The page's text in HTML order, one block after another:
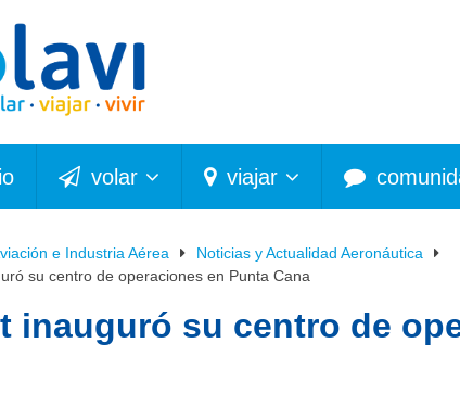
volar viajar
e Industria Aérea
Noticias y Actualidad Aeronáutica
su centro de operaciones en Punta Cana
inauguró su centro de